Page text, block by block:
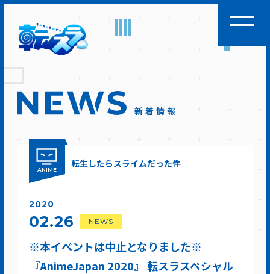
新着情報
ANIME
転生したらスライムだった件
※本イベントは中止となりました※
『AnimeJapan 2020』 転スラスペシャル
NEWS
2020
02.26